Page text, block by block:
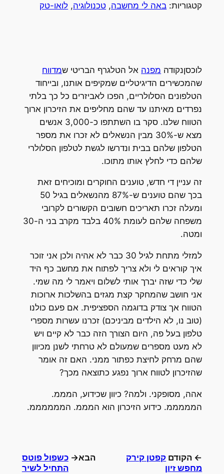
קטגוריות: באה לי מחשבה, טכנולוגיה, לואו-טק
לוכסןנקודה מפנה אל הטלגרף הבריטי שמדווח
שהמכשירים הדיגיטליים שמקיפים אותנו, ובייחוד
הטלפונים הסלולריים, הפכו לאביזרים כל כך בלתי
נפרדים מאיתנו עד שהם מחליפים את הזיכרון ארוך
הטווח שלנו. סקר בו השתתפו כ-3,000 אנשים
מצא ש-30% מבין הנשאלים לא זכרו את מספר
הטלפון שלהם בבית ונדרשו לגשת לטלפון הסלולרי
שלהם כדי לחלץ אותו מתוכו.
זה עניין די חדש, טוענים החוקרים ומוכיחים זאת
בכך שהם טוענים ש-87% מהנשאלים בגיל 50
ומעלה זכרו תאריכים חשובים הקשורים לקרובי
משפחה שלהם לעומת 40% בלבד מקרב בני ה-30
ומטה.
למזלי מתחת לגיל 30 כבר לא אהיה ולכן אני זוכר
איך קוראים לי ולא צריך לפתוח את מחשב כף היד
שלי כדי שזה יברך אותי לשלום ויאמר לי מה שמי.
אני חושב שהמחקר קצת מגזים בהשלכות ארוכות
הטווח אך צודק בדוגמה הספציפית. אם פעם כולנו
(טוב נו, לא הילדים מביניכם) זכרנו עשרות מספרי
טלפון בעל פה, היום הצורך הזה כבר לא קיים ויש
לא מעט מספרים שמעולם לא טרחתי לשנן מכיוון
שהם מרחק לחיצת כפתור ממני. האם זה אומר
שהזיכרון לטווח ארוך נפגע כתוצאה מכך?
אהה, מסופקני. ולמה? כיוון שכידוע, המממ.
המממממ. כידוע הזיכרון הוא המממ. הממממממ.
← הקודם קפטן קירק
מחפש זיון
הבא→ כשפול פוטס
התחיל לשיר